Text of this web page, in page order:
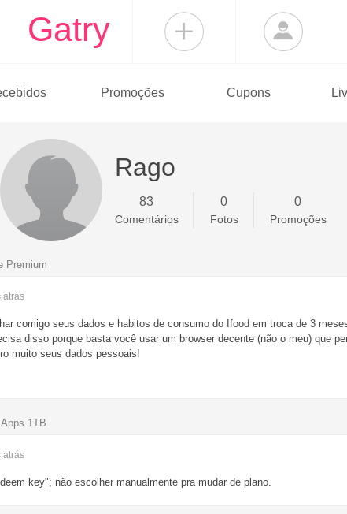
Gatry
Promoções Cupons
Rago
83
Comentários
0
Fotos
0
Promoções
Premium
atrás
comigo seus dados e habitos de consumo do Ifood em troca de 3
disso porque basta você usar um browser decente (não o meu) que
muito seus dados pessoais!
1TB
atrás
key"; não escolher manualmente pra mudar de plano.